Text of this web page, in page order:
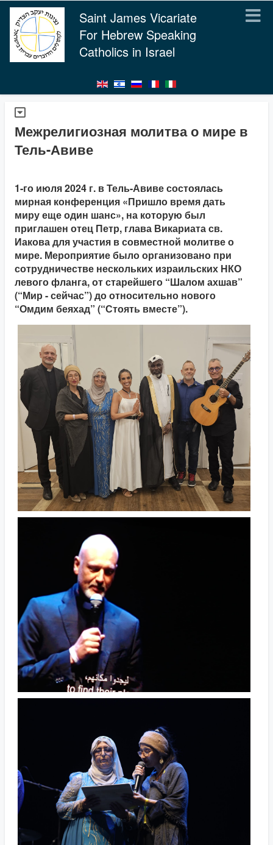
Saint James Vicariate
For Hebrew Speaking
Catholics in Israel
Межрелигиозная молитва о мире в
Тель-Авиве
1-го июля 2024 г. в Тель-Авиве состоялась
мирная конференция «Пришло время дать
миру еще один шанс», на которую был
приглашен отец Петр, глава Викариата св.
Иакова для участия в совместной молитве о
мире. Мероприятие было организовано при
сотрудничестве нескольких израильских НКО
левого фланга, от старейшего “Шалом ахшав”
(“Мир - сейчас”) до относительно нового
“Омдим беяхад” (“Стоять вместе”).